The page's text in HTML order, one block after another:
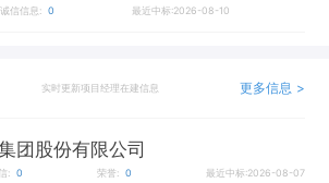
诚信信息: 0 最近中标:2026-08-10
实时更新项目经理在建信息 更多信息 >
团股份有限公司
: 0 荣誉: 0 最近中标:2026-08-07